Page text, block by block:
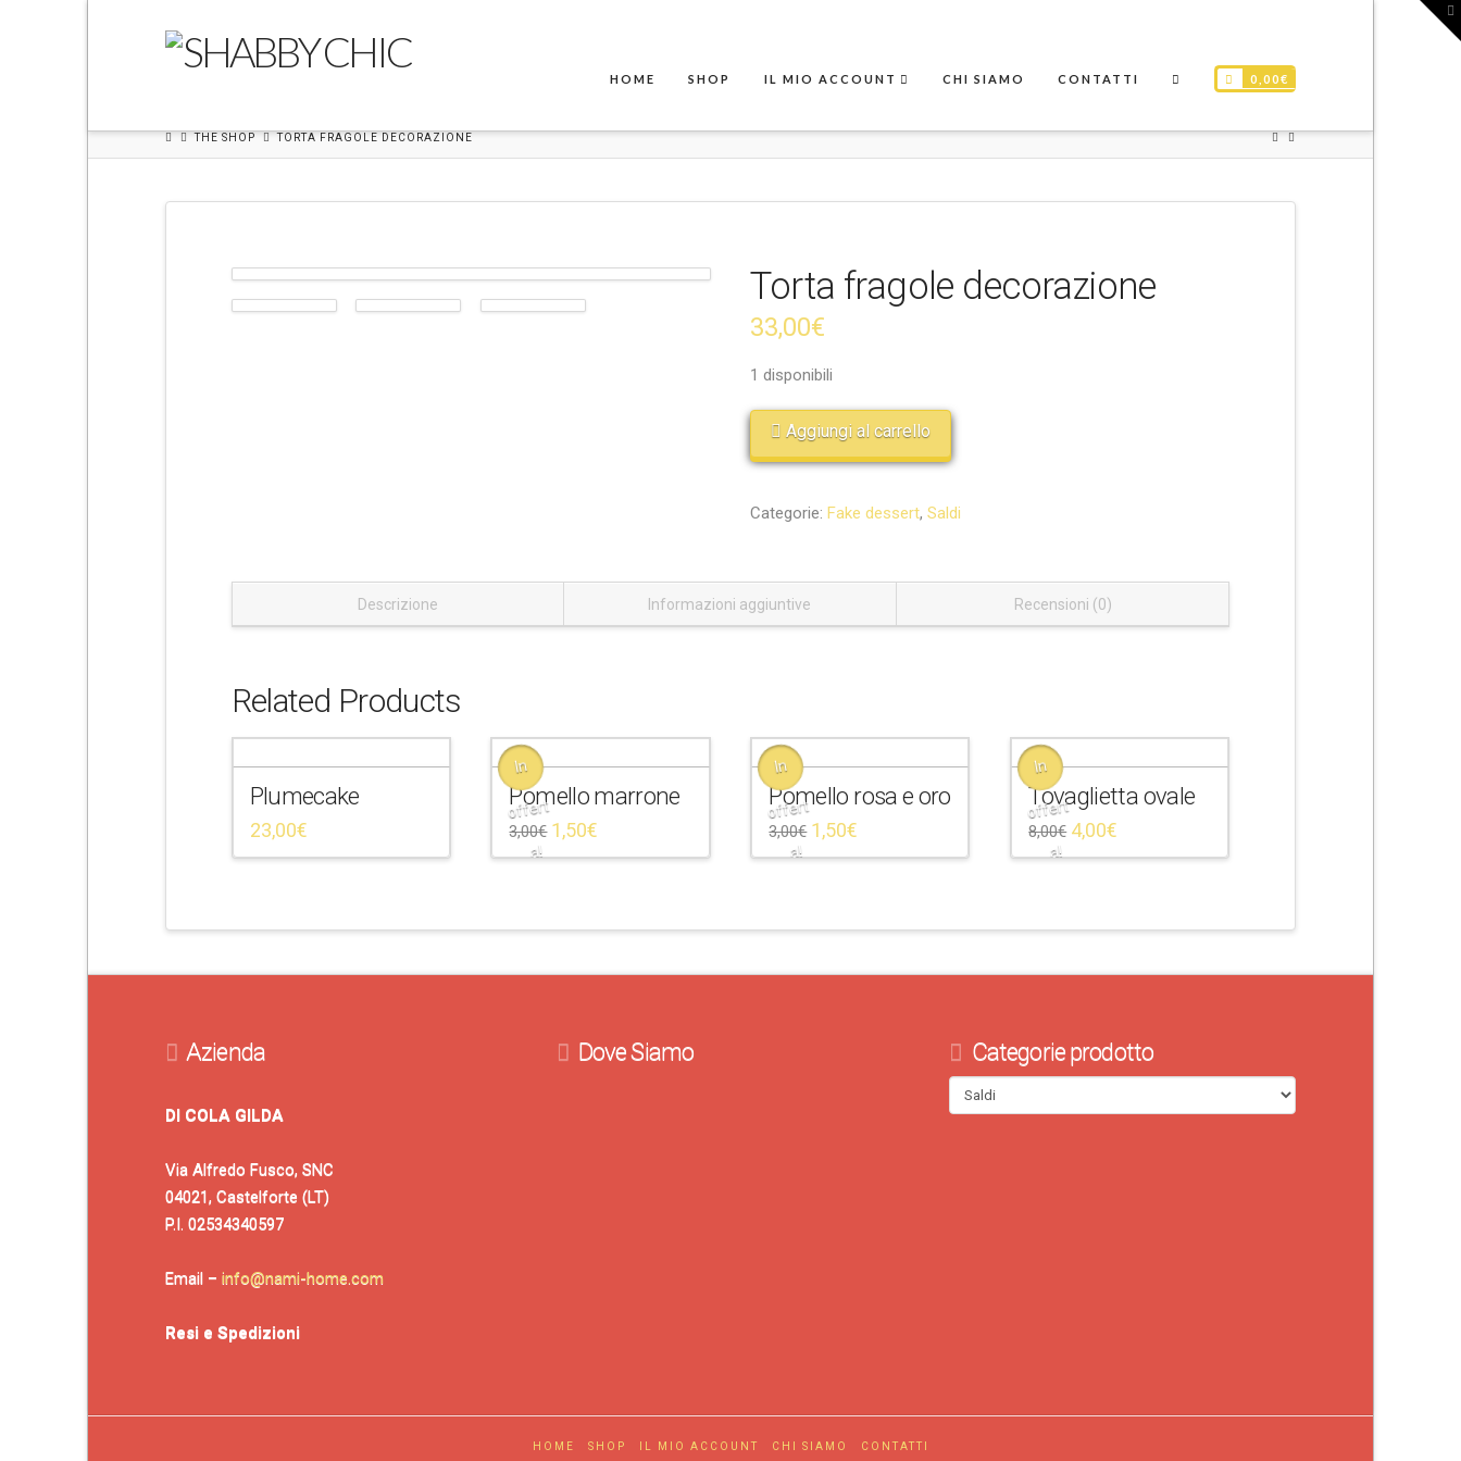
N
m
HOME SHOP IL MIO ACCOUNT CHI SIAMO CONTATTI 0,00€
THE SHOP TORTA FRAGOLE DECORAZIONE
Torta fragole decorazione
33,00€
1 disponibili
Aggiungi al carrello
Categorie:Fake dessert,Saldi
Descrizione Informazioni aggiuntive Recensioni (0)
Related Products
Plumecake
23,00€
In
offert
a!
Pomello marrone
3,00€ 1,50€
In
offert
a!
Pomello rosa e oro
3,00€ 1,50€
In
offert
a!
Tovaglietta ovale
8,00€ 4,00€
Azienda
DI COLA GILDA
Via Alfredo Fusco, SNC
04021, Castelforte (LT)
P.I. 02534340597
Email – info@nami-home.com
Resi e Spedizioni
Dove Siamo Categorie prodotto
HOME SHOP IL MIO ACCOUNT CHI SIAMO CONTATTI